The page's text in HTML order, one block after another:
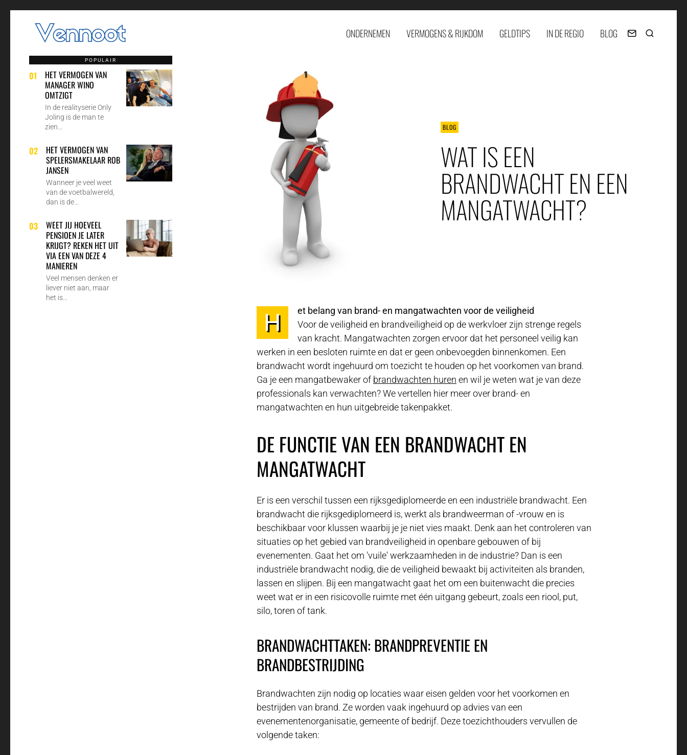
ONDERNEMEN VERMOGENS & RIJKDOM GELDTIPS IN DE REGIO BLOG
BLOG
WAT IS EEN
BRANDWACHT EN EEN
MANGATWACHT?
H
et belang van brand- en mangatwachten voor de veiligheid
Voor de veiligheid en brandveiligheid op de werkvloer zijn strenge regels
van kracht. Mangatwachten zorgen ervoor dat het personeel veilig kan
werken in een besloten ruimte en dat er geen onbevoegden binnenkomen. Een
brandwacht wordt ingehuurd om toezicht te houden op het voorkomen van brand.
Ga je een mangatbewaker of brandwachten huren en wil je weten wat je van deze
professionals kan verwachten? We vertellen hier meer over brand- en
mangatwachten en hun uitgebreide takenpakket.
DE FUNCTIE VAN EEN BRANDWACHT EN
MANGATWACHT
Er is een verschil tussen een rijksgediplomeerde en een industriële brandwacht. Een
brandwacht die rijksgediplomeerd is, werkt als brandweerman of -vrouw en is
beschikbaar voor klussen waarbij je je niet vies maakt. Denk aan het controleren van
situaties op het gebied van brandveiligheid in openbare gebouwen of bij
evenementen. Gaat het om 'vuile' werkzaamheden in de industrie? Dan is een
industriële brandwacht nodig, die de veiligheid bewaakt bij activiteiten als branden,
lassen en slijpen. Bij een mangatwacht gaat het om een buitenwacht die precies
weet wat er in een risicovolle ruimte met één uitgang gebeurt, zoals een riool, put,
silo, toren of tank.
BRANDWACHTTAKEN: BRANDPREVENTIE EN
BRANDBESTRIJDING
Brandwachten zijn nodig op locaties waar eisen gelden voor het voorkomen en
bestrijden van brand. Ze worden vaak ingehuurd op advies van een
evenementenorganisatie, gemeente of bedrijf. Deze toezichthouders vervullen de
volgende taken:
POPULAIR
01
HET VERMOGEN VAN
MANAGER WINO
OMTZIGT
In de realityserie Only
Joling is de man te
zien…
02
HET VERMOGEN VAN
SPELERSMAKELAAR ROB
JANSEN
Wanneer je veel weet
van de voetbalwereld,
dan is de…
03
WEET JIJ HOEVEEL
PENSIOEN JE LATER
KRIJGT? REKEN HET UIT
VIA EEN VAN DEZE 4
MANIEREN
Veel mensen denken er
liever niet aan, maar
het is…